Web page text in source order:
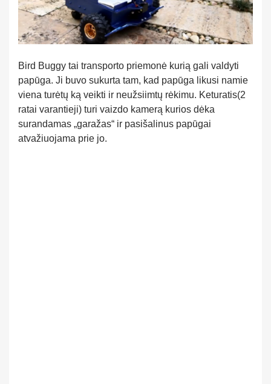
Bird Buggy tai transporto priemonė kurią gali valdyti
papūga. Ji buvo sukurta tam, kad papūga likusi namie
viena turėtų ką veikti ir neužsiimtų rėkimu. Keturatis(2
ratai varantieji) turi vaizdo kamerą kurios dėka
surandamas „garažas“ ir pasišalinus papūgai
atvažiuojama prie jo.